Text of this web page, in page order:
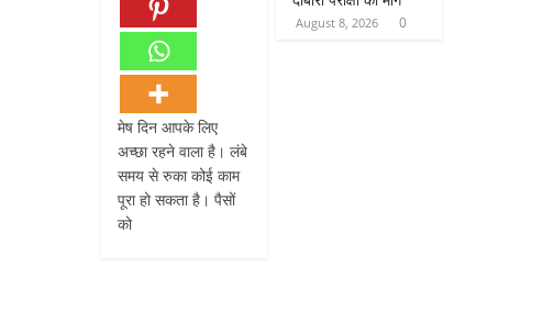
मेष दिन आपके लिए
अच्छा रहने वाला है। लंबे
समय से रुका कोई काम
पूरा हो सकता है। पैसों
को
August 8, 2026 0